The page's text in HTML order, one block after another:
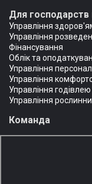
Для господарств
Управління
Управління
Фінансування
Облік та
Управління
Управління
Управління
Управління
Команда